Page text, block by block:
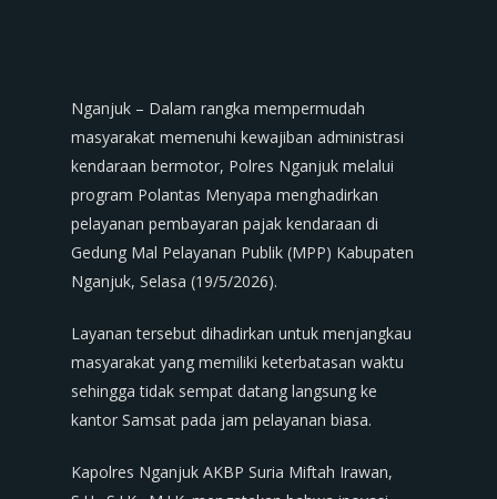
Nganjuk – Dalam rangka mempermudah
masyarakat memenuhi kewajiban administrasi
kendaraan bermotor, Polres Nganjuk melalui
program Polantas Menyapa menghadirkan
pelayanan pembayaran pajak kendaraan di
Gedung Mal Pelayanan Publik (MPP) Kabupaten
Nganjuk, Selasa (19/5/2026).
Layanan tersebut dihadirkan untuk menjangkau
masyarakat yang memiliki keterbatasan waktu
sehingga tidak sempat datang langsung ke
kantor Samsat pada jam pelayanan biasa.
Kapolres Nganjuk AKBP Suria Miftah Irawan,